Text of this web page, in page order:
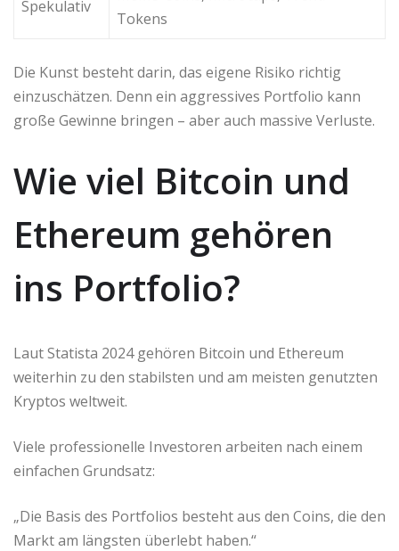
Spekulativ
Tokens
Die Kunst besteht darin, das eigene Risiko richtig
einzuschätzen. Denn ein aggressives Portfolio kann
große Gewinne bringen – aber auch massive Verluste.
Wie viel Bitcoin und
Ethereum gehören
ins Portfolio?
Laut Statista 2024 gehören Bitcoin und Ethereum
weiterhin zu den stabilsten und am meisten genutzten
Kryptos weltweit.
Viele professionelle Investoren arbeiten nach einem
einfachen Grundsatz:
„Die Basis des Portfolios besteht aus den Coins, die den
Markt am längsten überlebt haben.“